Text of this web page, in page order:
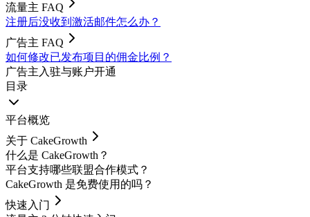
流量主 FAQ
注册后没收到激活邮件怎么办？
广告主 FAQ
如何修改已发布项目的佣金比例？
广告主入驻与账户开通
目录
平台概览
关于 CakeGrowth
什么是 CakeGrowth？
平台支持哪些联盟合作模式？
CakeGrowth 是免费使用的吗？
快速入门